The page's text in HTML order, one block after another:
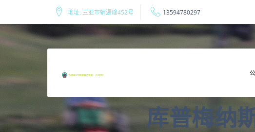
地址: 三亚市辆漏峰452号 13594780297
库普梅纳